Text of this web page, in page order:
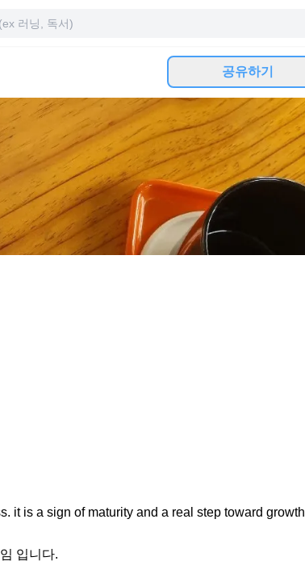
공유하기
it is a sign of maturity and a real step toward growth
입니다.